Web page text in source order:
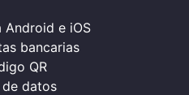
Android e iOS
bancarias
QR
datos